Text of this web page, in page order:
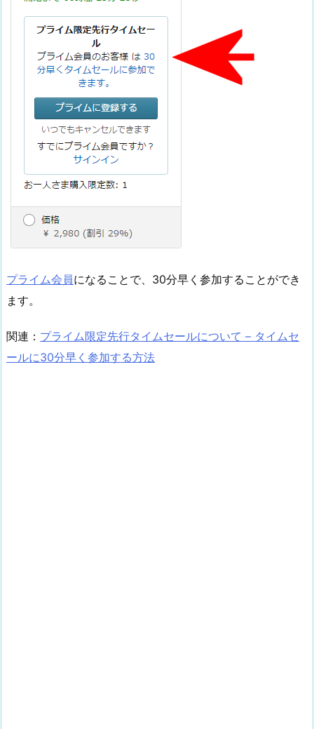
プライム会員になることで、30分早く参加することができ
ます。
関連： プライム限定先行タイムセールについて – タイムセ
ールに30分早く参加する方法